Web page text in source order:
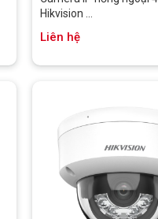
Hikvision ...
Liên hệ